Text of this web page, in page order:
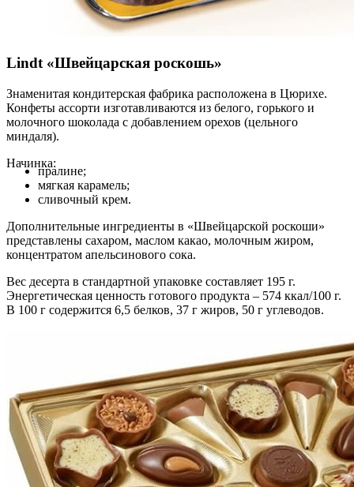
Lindt «Швейцарская роскошь»
Знаменитая кондитерская фабрика расположена в Цюрихе.
Конфеты ассорти изготавливаются из белого, горького и
молочного шоколада с добавлением орехов (цельного
миндаля).
Начинка:
пралине;
мягкая карамель;
сливочный крем.
Дополнительные ингредиенты в «Швейцарской роскоши»
представлены сахаром, маслом какао, молочным жиром,
концентратом апельсинового сока.
Вес десерта в стандартной упаковке составляет 195 г.
Энергетическая ценность готового продукта – 574 ккал/100 г.
В 100 г содержится 6,5 белков, 37 г жиров, 50 г углеводов.